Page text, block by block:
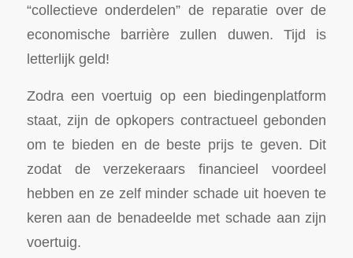
“collectieve onderdelen” de reparatie over de
economische barrière zullen duwen. Tijd is
letterlijk geld!
Zodra een voertuig op een biedingenplatform
staat, zijn de opkopers contractueel gebonden
om te bieden en de beste prijs te geven. Dit
zodat de verzekeraars financieel voordeel
hebben en ze zelf minder schade uit hoeven te
keren aan de benadeelde met schade aan zijn
voertuig.